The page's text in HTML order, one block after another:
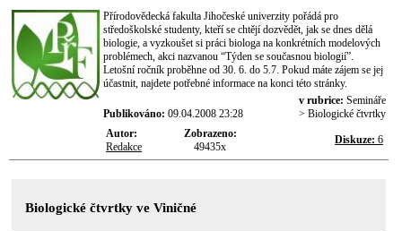
Přírodovědecká fakulta Jihočeské univerzity pořádá pro
středoškolské studenty, kteří se chtějí dozvědět, jak se dnes dělá
biologie, a vyzkoušet si práci biologa na konkrétních modelových
problémech, akci nazvanou “Týden se současnou biologií”.
Letošní ročník proběhne od 30. 6. do 5.7. Pokud máte zájem se jej
účastnit, najdete potřebné informace na konci této stránky.
Publikováno: 09.04.2008 23:28
v rubrice: Semináře
> Biologické čtvrtky
Autor:
Redakce
Zobrazeno:
49435x
Diskuze: 6
Biologické čtvrtky ve Viničné